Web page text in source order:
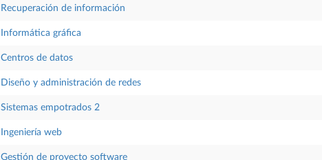
Recuperación de información
Informática gráfica
Centros de datos
Diseño y administración de redes
Sistemas empotrados 2
Ingeniería web
Gestión de proyecto software